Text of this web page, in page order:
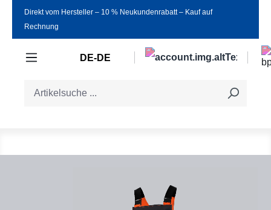
Zum Hauptinhalt springen
Direkt vom Hersteller ‒ 10 % Neukundenrabatt ‒ Kauf auf
Rechnung
DE-DE